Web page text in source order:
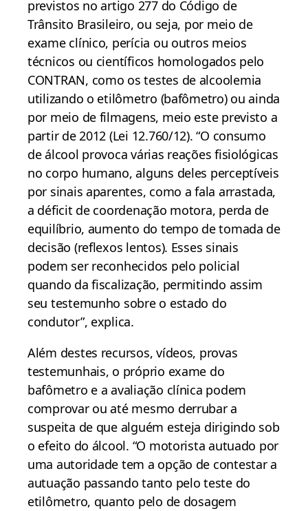
previstos no artigo 277 do Código de
Trânsito Brasileiro, ou seja, por meio de
exame clínico, perícia ou outros meios
técnicos ou científicos homologados pelo
CONTRAN, como os testes de alcoolemia
utilizando o etilômetro (bafômetro) ou ainda
por meio de filmagens, meio este previsto a
partir de 2012 (Lei 12.760/12). “O consumo
de álcool provoca várias reações fisiológicas
no corpo humano, alguns deles perceptíveis
por sinais aparentes, como a fala arrastada,
a déficit de coordenação motora, perda de
equilíbrio, aumento do tempo de tomada de
decisão (reflexos lentos). Esses sinais
podem ser reconhecidos pelo policial
quando da fiscalização, permitindo assim
seu testemunho sobre o estado do
condutor”, explica.
Além destes recursos, vídeos, provas
testemunhais, o próprio exame do
bafômetro e a avaliação clínica podem
comprovar ou até mesmo derrubar a
suspeita de que alguém esteja dirigindo sob
o efeito do álcool. “O motorista autuado por
uma autoridade tem a opção de contestar a
autuação passando tanto pelo teste do
etilômetro, quanto pelo de dosagem